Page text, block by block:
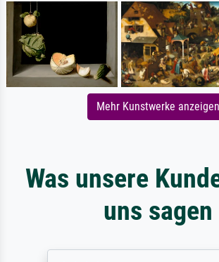
Mehr Kunstwerke anzeigen
Was unsere
uns sagen